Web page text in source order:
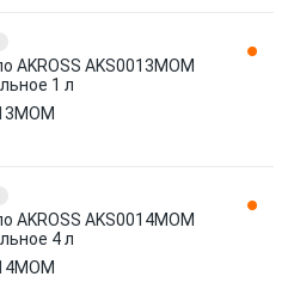
AKROSS AKS0013MOM
1 л
AKROSS AKS0014MOM
4 л